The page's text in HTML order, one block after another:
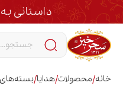
داستانی
خانه/محصولات/هدایا/